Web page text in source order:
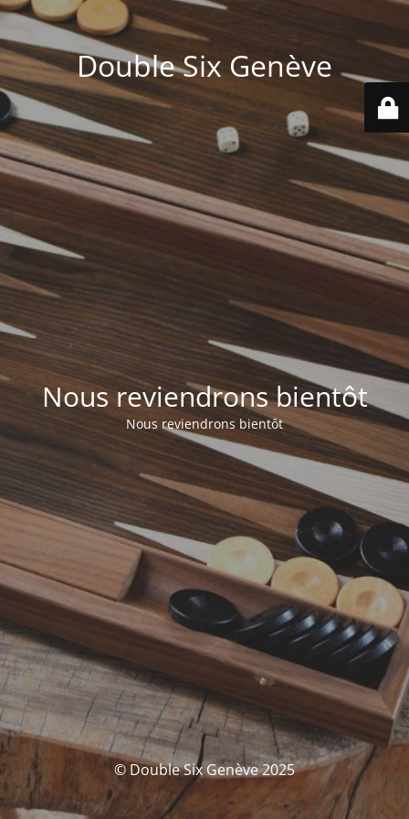
Double Six Genève
Nous reviendrons bientôt
Nous reviendrons bientôt
© Double Six Genève 2025